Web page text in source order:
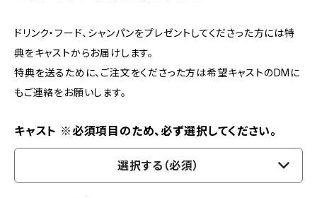
ドリンク・フード、シャンパンをプレゼントしてくださった方には特
典をキャストからお届けします。
特典を送るために、ご注文をくださった方は希望キャストのDMに
もご連絡をお願いします。
キャスト ※必須項目のため、必ず選択してください。
選択する（必須）